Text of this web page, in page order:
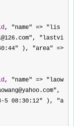
, "name" => " lis
", " lastvi
" ), "area" =>
, "name" => " laow
",
5 08:30:12" ), "a